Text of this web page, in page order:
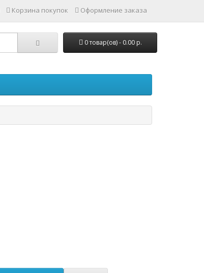
Корзина покупок Оформление заказа
0 товар(ов) - 0.00 р.